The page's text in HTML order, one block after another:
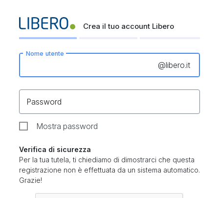
Crea il tuo account Libero
Nome utente
@libero.it
Password
Mostra password
Verifica di sicurezza
Per la tua tutela, ti chiediamo di dimostrarci che questa
registrazione non è effettuata da un sistema automatico.
Grazie!